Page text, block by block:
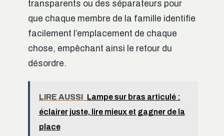
transparents ou des séparateurs pour
que chaque membre de la famille identifie
facilement l’emplacement de chaque
chose, empêchant ainsi le retour du
désordre.
LIRE AUSSI
Lampe sur bras articulé :
éclairer juste, lire mieux et gagner de la
place